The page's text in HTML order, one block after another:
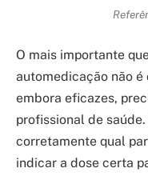
O mais importante
automedicação não é
embora eficazes,
profissional de
corretamente qual
indicar a dose certa